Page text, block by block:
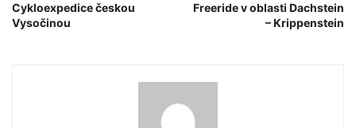
Cykloexpedice českou
Vysočinou
Freeride v oblasti Dachstein
– Krippenstein